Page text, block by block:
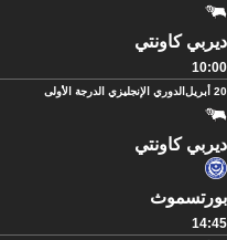
ديربي كاونتي
10:00
20 أبريل الدوري الإنجليزي الدرجة الأولى
ديربي كاونتي
بورتسموث
14:45